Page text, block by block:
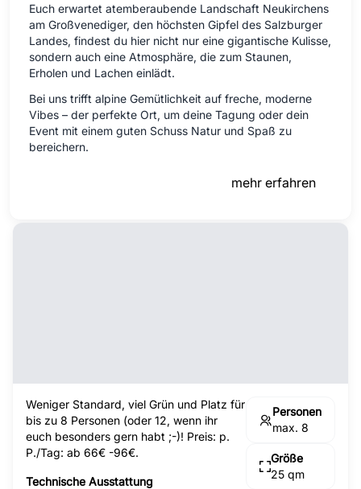
Euch erwartet atemberaubende Landschaft Neukirchens
am Großvenediger, den höchsten Gipfel des Salzburger
Landes, findest du hier nicht nur eine gigantische Kulisse,
sondern auch eine Atmosphäre, die zum Staunen,
Erholen und Lachen einlädt.
Bei uns trifft alpine Gemütlichkeit auf freche, moderne
Vibes – der perfekte Ort, um deine Tagung oder dein
Event mit einem guten Schuss Natur und Spaß zu
bereichern.
mehr erfahren
Weniger Standard, viel Grün und Platz für
bis zu 8 Personen (oder 12, wenn ihr
euch besonders gern habt ;-)! Preis: p.
P./Tag: ab 66€ -96€.
Technische Ausstattung
Personen
max. 8
Größe
25 qm